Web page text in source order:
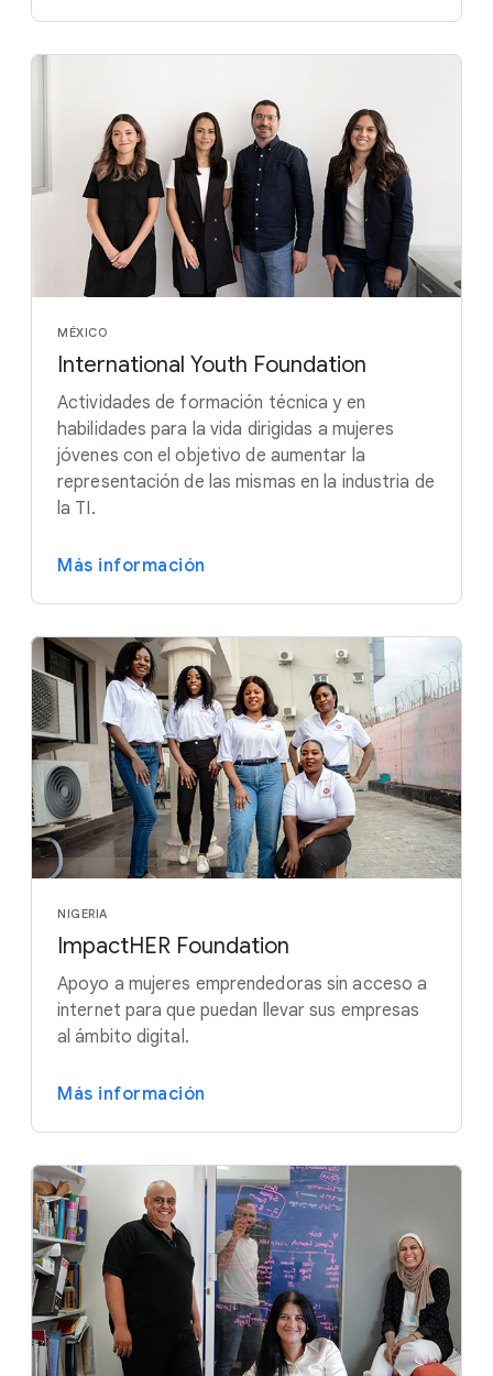
MÉXICO
International Youth Foundation
Actividades de formación técnica y en
habilidades para la vida dirigidas a mujeres
jóvenes con el objetivo de aumentar la
representación de las mismas en la industria de
la TI.
Más información
NIGERIA
ImpactHER Foundation
Apoyo a mujeres emprendedoras sin acceso a
internet para que puedan llevar sus empresas
al ámbito digital.
Más información